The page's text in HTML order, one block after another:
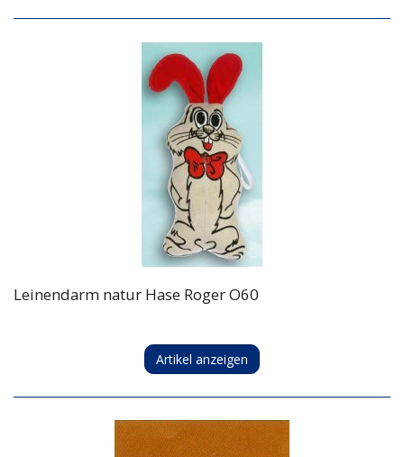
Leinendarm natur Hase Roger O60
Artikel anzeigen